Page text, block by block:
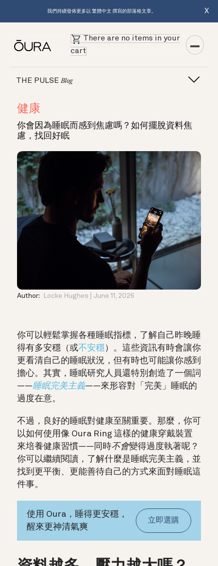
我們持續發佈更多以 繁體中文 撰寫的部落格文章。 X
There are no items in your
cart
THE PULSEBlog
健康
你會因為睡眠而感到焦慮嗎？如何擺脫資料焦
慮，找回好眠
Author: Locke Hughes June 11, 2026
你可以輕鬆掌握各種睡眠指標，了解自己昨晚睡
得有多安穩（或不安穩 ）。這些資訊有時會讓你
更看清自己的睡眠狀況，但有時也可能讓你感到
擔心。 其實，睡眠研究人員還特別創造了一個詞
——睡眠完美主義——來形容對「完美」睡眠的
過度在意。
不過，良好的睡眠對健康至關重要。那麼， 你可
以如何使用像 Oura Ring 這樣的健康穿戴裝置
來培養健康習慣——同時不會變得過度執著呢？
你可以繼續閱讀，了解什麼是睡眠完美主義，並
找到更平衡、更能善待自己的方式來面對睡眠這
件事。
使用 Oura，睡得更安穩，
醒來更神清氣爽
立即選購